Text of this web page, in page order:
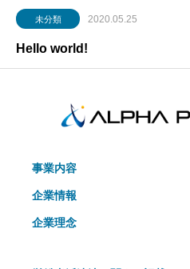
未分類 2020.05.25
Hello world!
事業内容
企業情報
企業理念